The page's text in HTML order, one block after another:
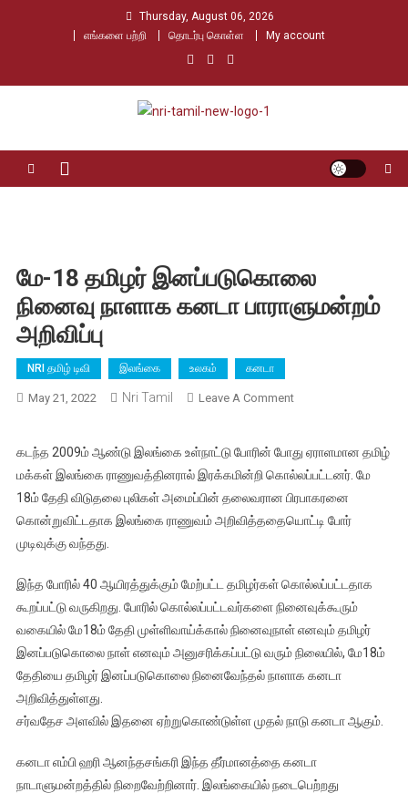
Thursday, August 06, 2026
எங்களை பற்றி
தொடர்பு கொள்ள My account
Nri Tamil
மே-18 தமிழர் இனப்படுகொலை
நினைவு நாளாக கனடா பாராளுமன்றம்
அறிவிப்பு
NRI தமிழ் டிவி இலங்கை உலகம் கனடா
May 21, 2022 Nri Tamil Leave A CommentOn
இனப்படுகொலை
நினைவு
நாளாக
கனடா
கடந்த 2009ம் ஆண்டு இலங்கை உள்நாட்டு போரின் போது ஏராளமான தமிழ்
மக்கள் இலங்கை ராணுவத்தினரால் இரக்கமின்றி கொல்லப்பட்டனர். மே
18ம் தேதி விடுதலை புலிகள் அமைப்பின் தலைவரான பிரபாகரனை
கொன்றுவிட்டதாக இலங்கை ராணுவம் அறிவித்ததையொட்டி போர்
முடிவுக்கு வந்தது.
இந்த போரில் 40 ஆயிரத்துக்கும் மேற்பட்ட தமிழர்கள் கொல்லப்பட்டதாக
கூறப்பட்டு வருகிறது. போரில் கொல்லப்பட்டவர்களை நினைவுக்கூரும்
வகையில் மே18ம் தேதி முள்ளிவாய்க்கால் நினைவுநாள் எனவும் தமிழர்
இனப்படுகொலை நாள் எனவும் அனுசரிக்கப்பட்டு வரும் நிலையில், மே18ம்
தேதியை தமிழர் இனப்படுகொலை நினைவேந்தல் நாளாக கனடா
அறிவித்துள்ளது.
சர்வதேச அளவில் இதனை ஏற்றுகொண்டுள்ள முதல் நாடு கனடா ஆகும்.
கனடா எம்பி ஹரி ஆனந்தசங்கரி இந்த தீர்மானத்தை கனடா
நாடாளுமன்றத்தில் நிறைவேற்றினார். இலங்கையில் நடைபெற்றது